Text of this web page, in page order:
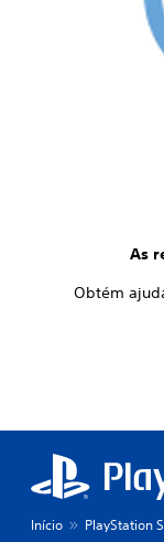
As
Obtém
Início PlayStation